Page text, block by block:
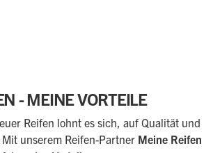
- MEINE VORTEILE
Reifen lohnt es sich, auf Qualität und
unserem Reifen-Partner Meine Reifen